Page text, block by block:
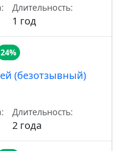
Длительность:
1 год
24%
(безотзывный)
Длительность:
2 года